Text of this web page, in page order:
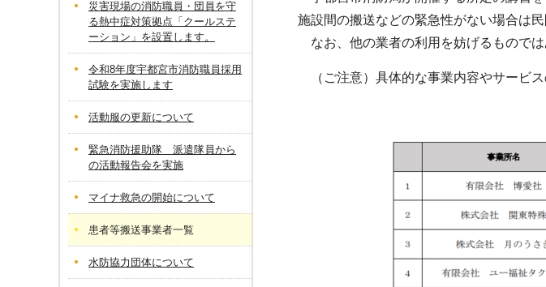
施設間の搬送などの緊急性がない場合は
なお、他の業者の利用を妨げるものでは
（ご注意）具体的な事業内容やサービ
災害現場の消防職員・団員を守
る熱中症対策拠点「クールステ
ーション」を設置します。
令和8年度宇都宮市消防職員採用
試験を実施します
活動服の更新について
緊急消防援助隊 派遣隊員から
の活動報告会を実施
マイナ救急の開始について
患者等搬送事業者一覧
水防協力団体について